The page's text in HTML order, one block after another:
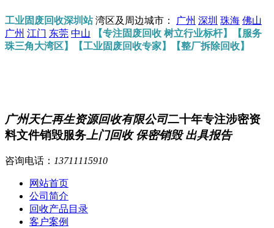
工业固废回收深圳站湾区及周边城市： 广州 深圳 珠海 佛山
广州 江门 东莞 中山
【专注固废回收 树立行业标杆】【服务
珠三角大湾区】【工业固废回收专家】【整厂拆除回收】
广州天仁再生资源回收有限公司二十年专注涉密资
料文件销毁服务 上门回收 保密销毁 出具报告
咨询电话： 13711115910
网站首页
公司简介
回收产品目录
客户案例